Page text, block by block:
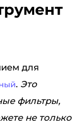
для
. Это
фильтры,
не только